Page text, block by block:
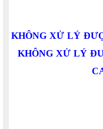
KHÔNG XỬ LÝ
KHÔNG XỬ LÝ